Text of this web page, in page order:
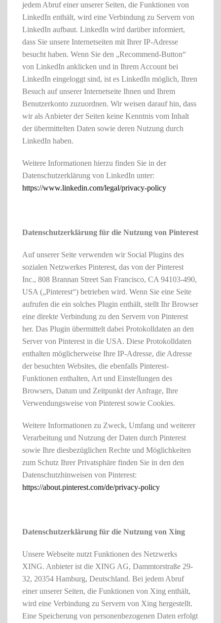
jedem Abruf einer unserer Seiten, die Funktionen von
LinkedIn enthält, wird eine Verbindung zu Servern von
LinkedIn aufbaut. LinkedIn wird darüber informiert,
dass Sie unsere Internetseiten mit Ihrer IP-Adresse
besucht haben. Wenn Sie den „Recommend-Button“
von LinkedIn anklicken und in Ihrem Account bei
LinkedIn eingeloggt sind, ist es LinkedIn möglich, Ihren
Besuch auf unserer Internetseite Ihnen und Ihrem
Benutzerkonto zuzuordnen. Wir weisen darauf hin, dass
wir als Anbieter der Seiten keine Kenntnis vom Inhalt
der übermittelten Daten sowie deren Nutzung durch
LinkedIn haben.
Weitere Informationen hierzu finden Sie in der
Datenschutzerklärung von LinkedIn unter:
https://www.linkedin.com/legal/privacy-policy
Datenschutzerklärung für die Nutzung von Pinterest
Auf unserer Seite verwenden wir Social Plugins des
sozialen Netzwerkes Pinterest, das von der Pinterest
Inc., 808 Brannan Street San Francisco, CA 94103-490,
USA („Pinterest“) betrieben wird. Wenn Sie eine Seite
aufrufen die ein solches Plugin enthält, stellt Ihr Browser
eine direkte Verbindung zu den Servern von Pinterest
her. Das Plugin übermittelt dabei Protokolldaten an den
Server von Pinterest in die USA. Diese Protokolldaten
enthalten möglicherweise Ihre IP-Adresse, die Adresse
der besuchten Websites, die ebenfalls Pinterest-
Funktionen enthalten, Art und Einstellungen des
Browsers, Datum und Zeitpunkt der Anfrage, Ihre
Verwendungsweise von Pinterest sowie Cookies.
Weitere Informationen zu Zweck, Umfang und weiterer
Verarbeitung und Nutzung der Daten durch Pinterest
sowie Ihre diesbezüglichen Rechte und Möglichkeiten
zum Schutz Ihrer Privatsphäre finden Sie in den den
Datenschutzhinweisen von Pinterest:
https://about.pinterest.com/de/privacy-policy
Datenschutzerklärung für die Nutzung von Xing
Unsere Webseite nutzt Funktionen des Netzwerks
XING. Anbieter ist die XING AG, Dammtorstraße 29-
32, 20354 Hamburg, Deutschland. Bei jedem Abruf
einer unserer Seiten, die Funktionen von Xing enthält,
wird eine Verbindung zu Servern von Xing hergestellt.
Eine Speicherung von personenbezogenen Daten erfolgt